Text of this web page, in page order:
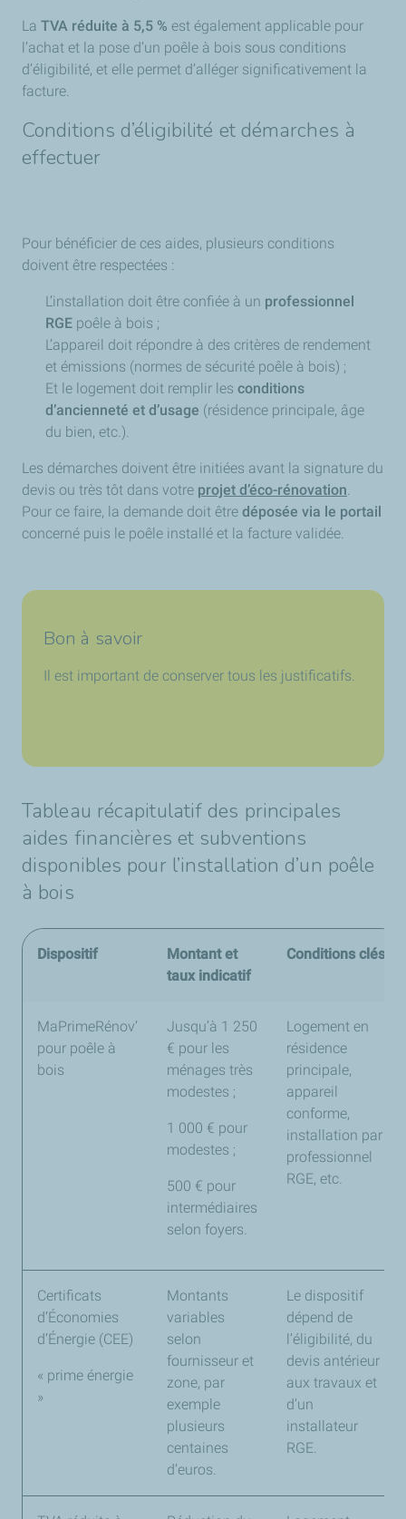
La TVA réduite à 5,5 % est également applicable pour
l’achat et la pose d’un poêle à bois sous conditions
d’éligibilité, et elle permet d’alléger significativement la
facture.
Conditions d’éligibilité et démarches à
effectuer
Pour bénéficier de ces aides, plusieurs conditions
doivent être respectées :
L’installation doit être confiée à un professionnel
RGE poêle à bois ;
L’appareil doit répondre à des critères de rendement
et émissions (normes de sécurité poêle à bois) ;
Et le logement doit remplir les conditions
d’ancienneté et d’usage (résidence principale, âge
du bien, etc.).
Les démarches doivent être initiées avant la signature du
devis ou très tôt dans votre projet d’éco-rénovation.
Pour ce faire, la demande doit être déposée via le portail
concerné puis le poêle installé et la facture validée.
Bon à savoir
Il est important de conserver tous les justificatifs.
Tableau récapitulatif des principales
aides financières et subventions
disponibles pour l’installation d’un poêle
à bois
Dispositif
Montant et
taux indicatif
Conditions clés
MaPrimeRénov’
pour poêle à
bois
Jusqu’à 1 250
€ pour les
ménages très
modestes ;
1 000 € pour
modestes ;
500 € pour
intermédiaires
selon foyers.
Logement en
résidence
principale,
appareil
conforme,
installation par
professionnel
RGE, etc.
Certificats
d’Économies
d’Énergie (CEE)
« prime énergie
»
Montants
variables
selon
fournisseur et
zone, par
exemple
plusieurs
centaines
d’euros.
Le dispositif
dépend de
l’éligibilité, du
devis antérieur
aux travaux et
d’un
installateur
RGE.